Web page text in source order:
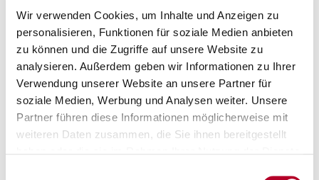
Wir verwenden Cookies, um Inhalte und Anzeigen zu
personalisieren, Funktionen für soziale Medien anbieten
zu können und die Zugriffe auf unsere Website zu
analysieren. Außerdem geben wir Informationen zu Ihrer
Verwendung unserer Website an unsere Partner für
soziale Medien, Werbung und Analysen weiter. Unsere
Partner führen diese Informationen möglicherweise mit
weiteren Daten zusammen, die Sie ihnen bereitgestellt
Göttingen voraussichtlich alle Leistungsträger zur Verfügung
haben, um den vierten Heimsieg in Folge einzufahren.
Headcoach Alex King:
„Ludwigsburg hatte einen sehr guten Start in die Saison, in den
letzten Wochen haben sie etwas an Boden verloren. Für uns wird
es wichtig sein, wie wir aus der spielfreien Feiertagswoche
rauskommen. Wir müssen schnell wieder zurück in die Spur und
zu unserem Spiel finden. Und wir werden am Samstagnachmittag